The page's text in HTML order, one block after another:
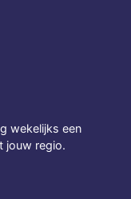
wekelijks een
jouw regio.